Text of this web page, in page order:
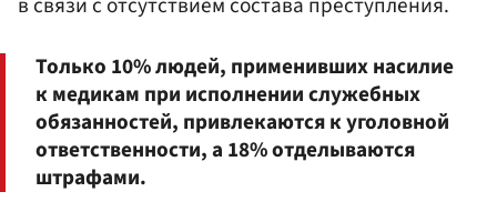
Только 10% людей, применивших насилие
к медикам при исполнении служебных
обязанностей, привлекаются к уголовной
ответственности, а 18% отделываются
штрафами.